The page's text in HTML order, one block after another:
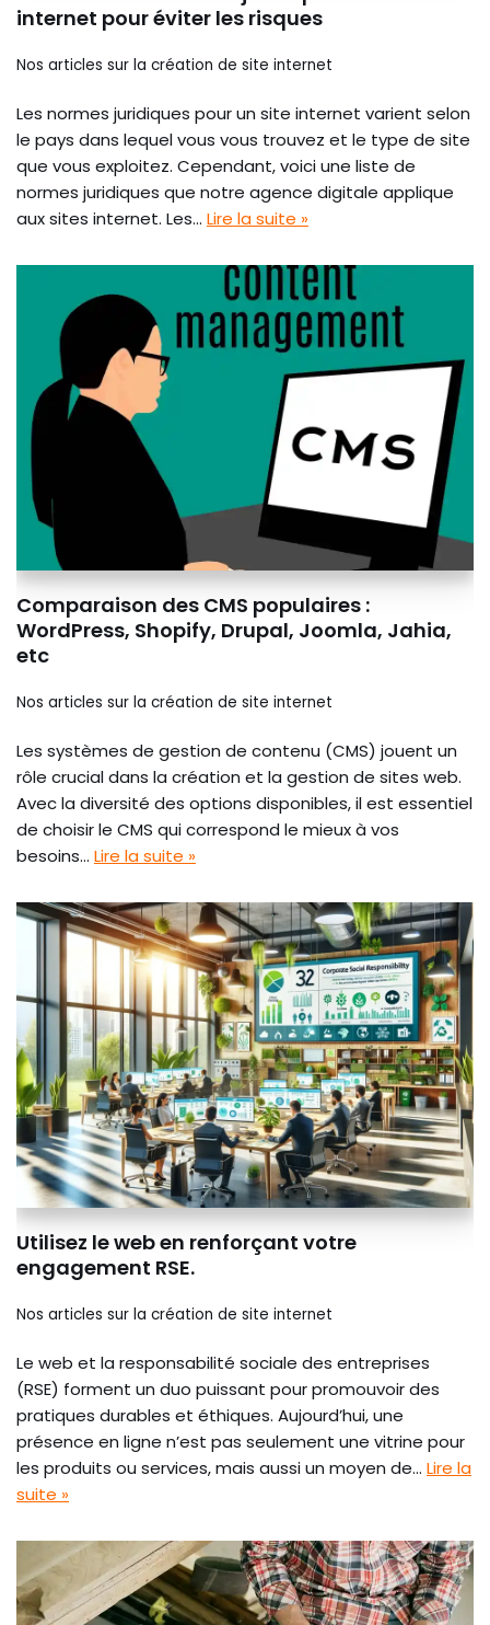
internet pour éviter les risques
Nos articles sur la création de site internet
Les normes juridiques pour un site internet varient selon
le pays dans lequel vous vous trouvez et le type de site
que vous exploitez. Cependant, voici une liste de
normes juridiques que notre agence digitale applique
aux sites internet. Les… Lire la suite »
Comparaison des CMS populaires :
WordPress, Shopify, Drupal, Joomla, Jahia,
etc
Nos articles sur la création de site internet
Les systèmes de gestion de contenu (CMS) jouent un
rôle crucial dans la création et la gestion de sites web.
Avec la diversité des options disponibles, il est essentiel
de choisir le CMS qui correspond le mieux à vos
besoins… Lire la suite »
Utilisez le web en renforçant votre
engagement RSE.
Nos articles sur la création de site internet
Le web et la responsabilité sociale des entreprises
(RSE) forment un duo puissant pour promouvoir des
pratiques durables et éthiques. Aujourd’hui, une
présence en ligne n’est pas seulement une vitrine pour
les produits ou services, mais aussi un moyen de… Lire la
suite »